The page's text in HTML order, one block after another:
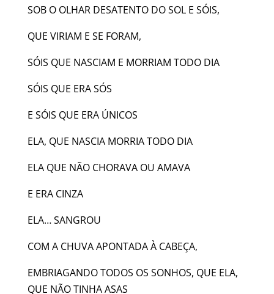
SOB O OLHAR DESATENTO DO SOL E SÓIS,
QUE VIRIAM E SE FORAM,
SÓIS QUE NASCIAM E MORRIAM TODO DIA
SÓIS QUE ERA SÓS
E SÓIS QUE ERA ÚNICOS
ELA, QUE NASCIA MORRIA TODO DIA
ELA QUE NÃO CHORAVA OU AMAVA
E ERA CINZA
ELA… SANGROU
COM A CHUVA APONTADA À CABEÇA,
EMBRIAGANDO TODOS OS SONHOS, QUE ELA,
QUE NÃO TINHA ASAS